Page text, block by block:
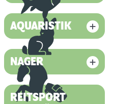
AQUARISTIK
NAGER
REITSPORT